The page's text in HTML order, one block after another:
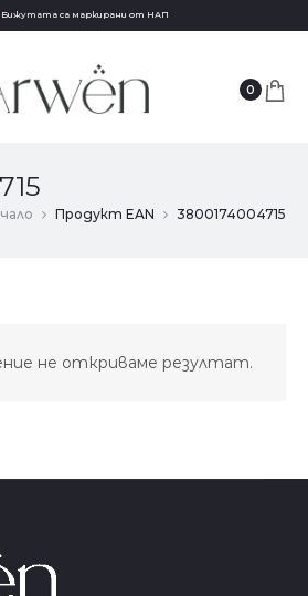
Бижутата са маркирани от НАП
0
Продукт EAN 3800174004715
не откриваме резултат.